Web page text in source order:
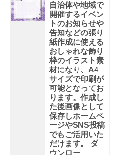
自治体や地域で
開催するイベン
トのお知らせや
告知などの張り
紙作成に使える
おしゃれな飾り
枠のイラスト素
材になり、A4
サイズで印刷が
可能となってお
ります。作成し
た後画像として
保存しホームペ
ージやSNS投稿
でもご活用いた
だけます。 ダ
ウンロー